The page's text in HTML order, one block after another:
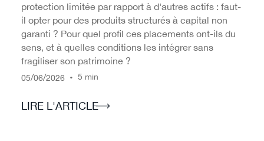
protection limitée par rapport à d'autres actifs : faut-
il opter pour des produits structurés à capital non
garanti ? Pour quel profil ces placements ont-ils du
sens, et à quelles conditions les intégrer sans
fragiliser son patrimoine ?
05/06/2026 • 5 min
LIRE L'ARTICLE